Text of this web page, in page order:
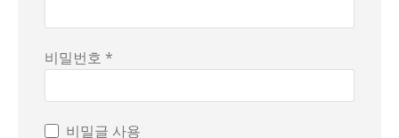
비밀번호 *
비밀글 사용